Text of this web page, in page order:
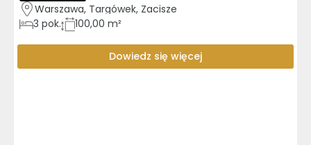
Warszawa, Targówek, Zacisze
3 pok. 100,00 m²
Dowiedz się więcej